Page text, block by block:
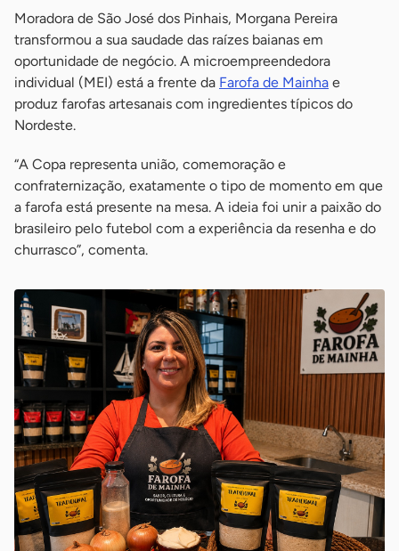
Moradora de São José dos Pinhais, Morgana Pereira
transformou a sua saudade das raízes baianas em
oportunidade de negócio. A microempreendedora
individual (MEI) está a frente da Farofa de Mainha e
produz farofas artesanais com ingredientes típicos do
Nordeste.
“A Copa representa união, comemoração e
confraternização, exatamente o tipo de momento em que
a farofa está presente na mesa. A ideia foi unir a paixão do
brasileiro pelo futebol com a experiência da resenha e do
churrasco”, comenta.